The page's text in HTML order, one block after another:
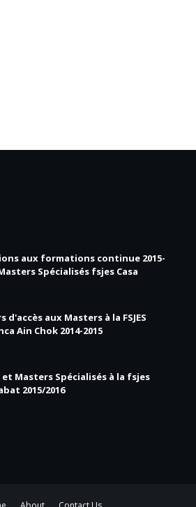
aux formations continue 2015-
Spécialisés fsjes Casa
d'accès aux Masters à la FSJES
Ain Chok 2014-2015
Masters Spécialisés à la fsjes
2015/2016